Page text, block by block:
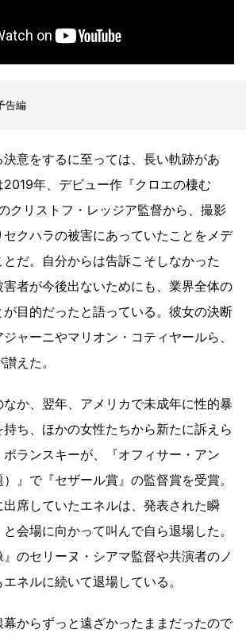
告編
意をするに至っては、長い軌跡があ
2019年、デビュー作『クロエの棲む
クリストフ・レッジア監督から、撮影
クハラの被害にあっていたことをメデ
とだ。自分からは告訴こそしなかった
者が今後出ないためにも、業界全体の
目的だったと語っている。彼女の決断
ャーニやマリオン・コティヤールら、
えた。
か、翌年、アメリカで未成年に性的暴
ち、ほかの女性たちから新たに訴えら
ランスキーが、『オフィサー・アン
』で『セザール賞』の監督賞を受賞。
出席していたエネルは、発表された瞬
会場に向かって叫んで自ら退場した。
』のセリーヌ・シアマ監督や共演者のノ
ネルに続いて退場している。
からずっと遠ざかったままだったので